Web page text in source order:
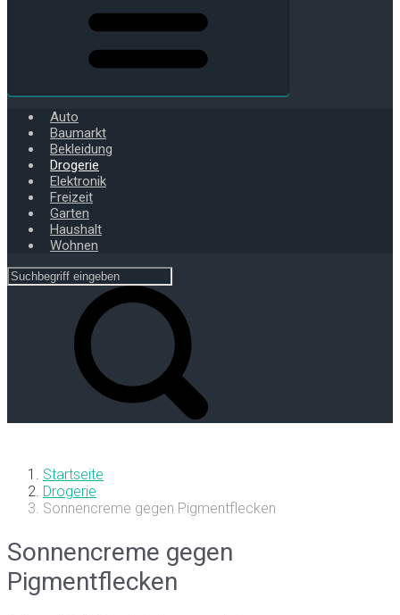
Auto
Baumarkt
Bekleidung
Drogerie
Elektronik
Freizeit
Garten
Haushalt
Wohnen
Startseite
Drogerie
Sonnencreme gegen Pigmentflecken
Sonnencreme gegen
Pigmentflecken